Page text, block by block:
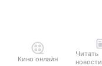
Кино онлайн
Читать
новости